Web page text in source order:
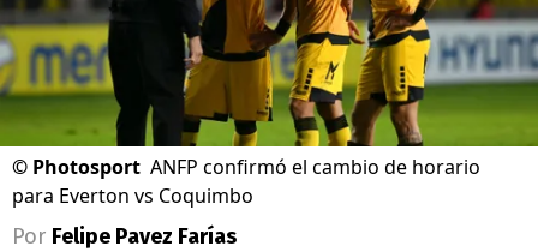
© Photosport ANFP confirmó el cambio de horario
para Everton vs Coquimbo
Por Felipe Pavez Farías